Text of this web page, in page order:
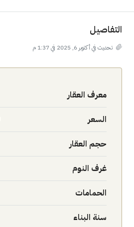
التفاصيل
تحديث في أكتوبر 6, 2025 في 1:37 م
معرف العقار
السعر
حجم العقار
غرف النوم
الحمامات
سنة البناء